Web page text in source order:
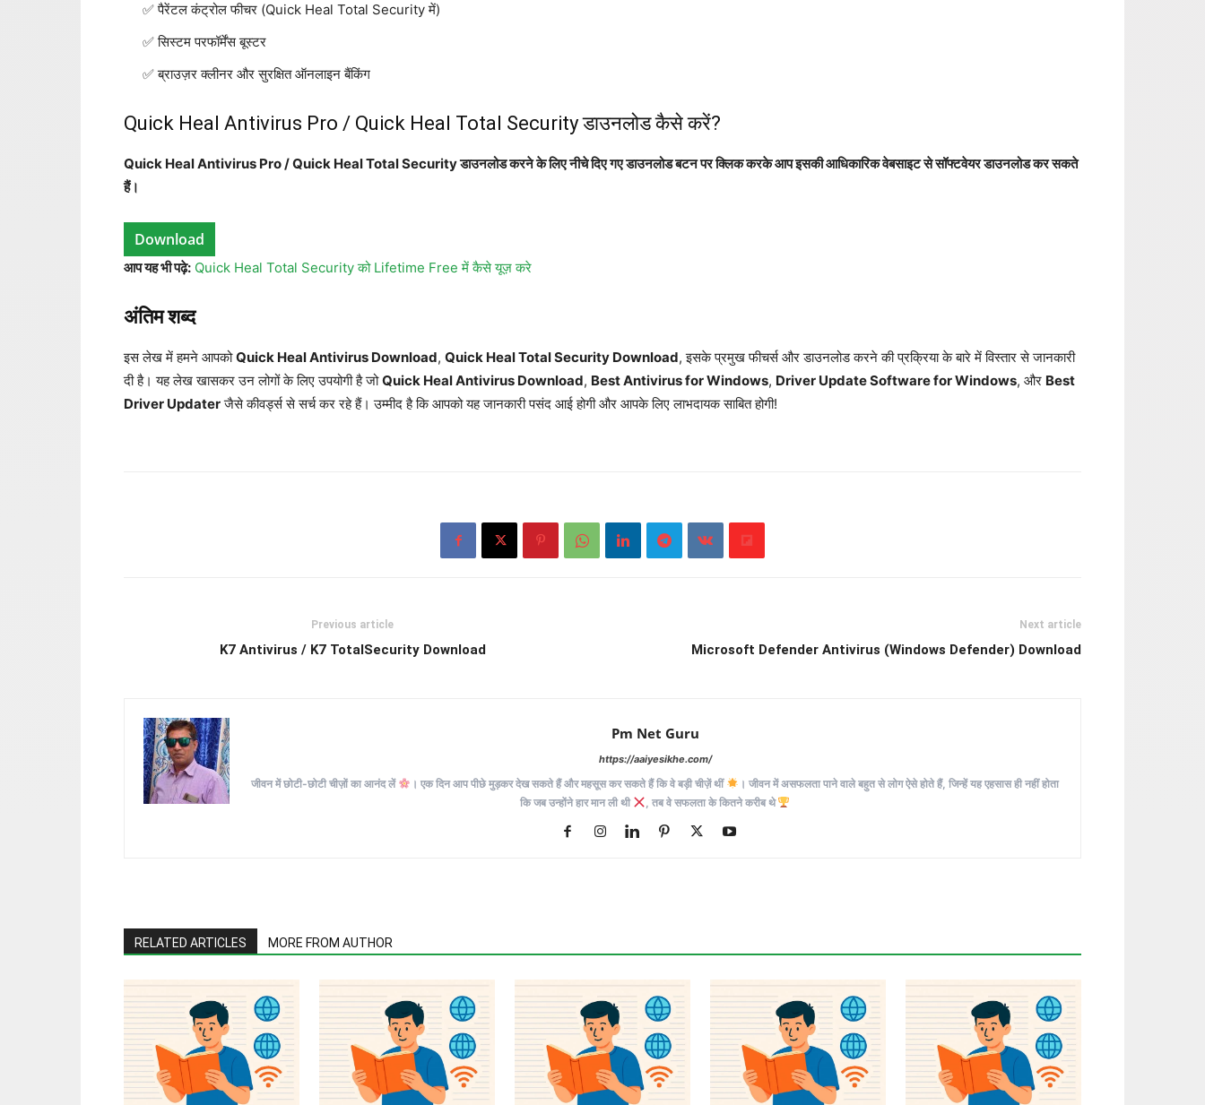
पैरेंटल कंट्रोल फीचर (Quick Heal Total Security में)
सिस्टम परफॉर्मेंस बूस्टर
ब्राउज़र क्लीनर और सुरक्षित ऑनलाइन बैंकिंग
Quick Heal Antivirus Pro / Quick Heal Total Security डाउनलोड कैसे करें?
Quick Heal Antivirus Pro / Quick Heal Total Security डाउनलोड करने के लिए नीचे दिए गए डाउनलोड बटन पर क्लिक करके आप इसकी आधिकारिक वेबसाइट से सॉफ्टवेयर डाउनलोड कर सकते
हैं।
Download
आप यह भी पढ़े: Quick Heal Total Security को Lifetime Free में कैसे यूज़ करे
अंतिम शब्द
इस लेख में हमने आपकोQuick Heal Antivirus Download, Quick Heal Total Security Download, इसके प्रमुख फीचर्स और डाउनलोड करने की प्रक्रिया के बारे में विस्तार से जानकारी
दी है। यह लेख खासकर उन लोगों के लिए उपयोगी है जोQuick Heal Antivirus Download, Best Antivirus for Windows, Driver Update Software for Windows, और Best
Driver Updaterजैसे कीवर्ड्स से सर्च कर रहे हैं। उम्मीद है कि आपको यह जानकारी पसंद आई होगी और आपके लिए लाभदायक साबित होगी!
Previous article
K7 Antivirus / K7 TotalSecurity Download
Next article
Microsoft Defender Antivirus (Windows Defender) Download
Pm Net Guru
https://aaiyesikhe.com/
जीवन में छोटी-छोटी चीज़ों का आनंद लें । एक दिन आप पीछे मुड़कर देख सकते हैं और महसूस कर सकते हैं कि वे बड़ी चीज़ें थीं
। जीवन में असफलता पाने वाले बहुत से लोग ऐसे होते हैं, जिन्हें यह एहसास ही नहीं होता
कि जब उन्होंने हार मान ली थी
, तब वे सफलता के कितने करीब थे
RELATED ARTICLES MORE FROM AUTHOR